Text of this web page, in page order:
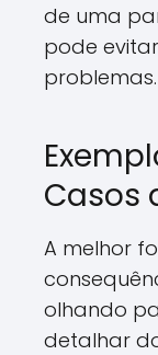
de uma
pode
problemas.
Casos
A melhor
olhando
detalhar